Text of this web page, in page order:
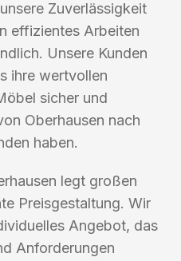
Zuverlässigkeit
effizientes Arbeiten
Unsere Kunden
ihre wertvollen
sicher und
Oberhausen nach
haben.
legt großen
Preisgestaltung. Wir
Angebot, das
Anforderungen